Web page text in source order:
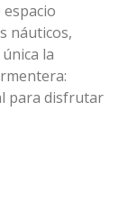
espacio
náuticos,
la
para disfrutar